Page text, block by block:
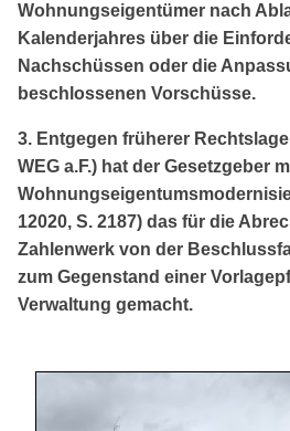
Wohnungseigentümer nach
Kalenderjahres über die
Nachschüssen oder die
beschlossenen Vorschüsse.
3. Entgegen früherer
WEG a.F.) hat der Gesetzgeber
12020, S. 2187) das für die
Zahlenwerk von der
zum Gegenstand einer
Verwaltung gemacht.